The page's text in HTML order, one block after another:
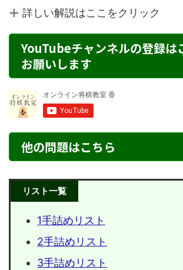
詳しい解説はここをクリック
YouTubeチャンネルの登録は
お願いします
他の問題はこちら
リスト一覧
1手詰めリスト
2手詰めリスト
3手詰めリスト